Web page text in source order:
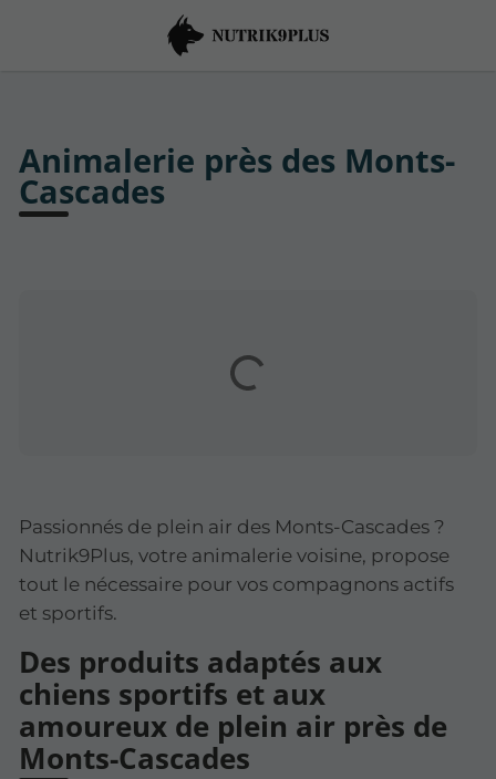
Animalerie près des Monts-
Cascades
Passionnés de plein air des Monts-Cascades ?
Nutrik9Plus, votre animalerie voisine, propose
tout le nécessaire pour vos compagnons actifs
et sportifs.
Des produits adaptés aux
chiens sportifs et aux
amoureux de plein air près de
Monts-Cascades